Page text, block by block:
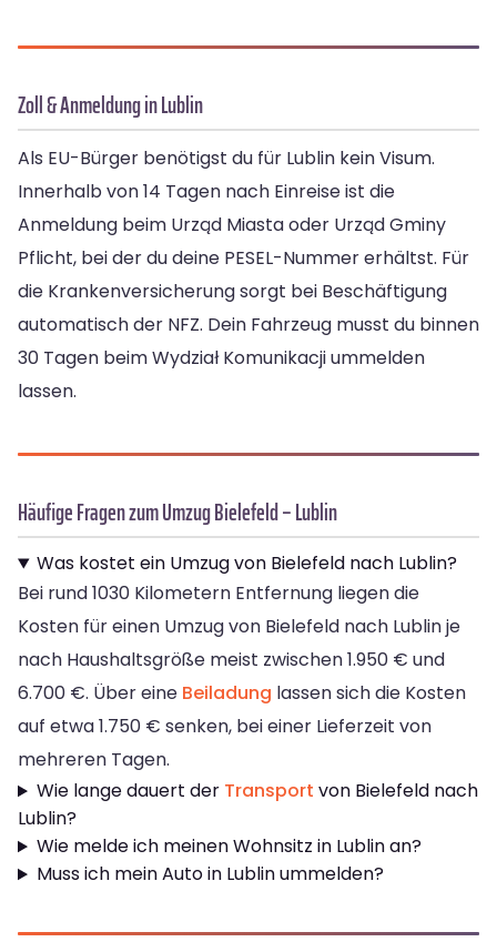
Zoll & Anmeldung in Lublin
Als EU-Bürger benötigst du für Lublin kein Visum.
Innerhalb von 14 Tagen nach Einreise ist die
Anmeldung beim Urząd Miasta oder Urząd Gminy
Pflicht, bei der du deine PESEL-Nummer erhältst. Für
die Krankenversicherung sorgt bei Beschäftigung
automatisch der NFZ. Dein Fahrzeug musst du binnen
30 Tagen beim Wydział Komunikacji ummelden
lassen.
Häufige Fragen zum Umzug Bielefeld – Lublin
Was kostet ein Umzug von Bielefeld nach Lublin?
Bei rund 1030 Kilometern Entfernung liegen die
Kosten für einen Umzug von Bielefeld nach Lublin je
nach Haushaltsgröße meist zwischen 1.950 € und
6.700 €. Über eine Beiladung lassen sich die Kosten
auf etwa 1.750 € senken, bei einer Lieferzeit von
mehreren Tagen.
Wie lange dauert der Transport von Bielefeld nach
Lublin?
Wie melde ich meinen Wohnsitz in Lublin an?
Muss ich mein Auto in Lublin ummelden?